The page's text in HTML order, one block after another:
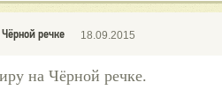
речке 18.09.2015
на Чёрной речке.